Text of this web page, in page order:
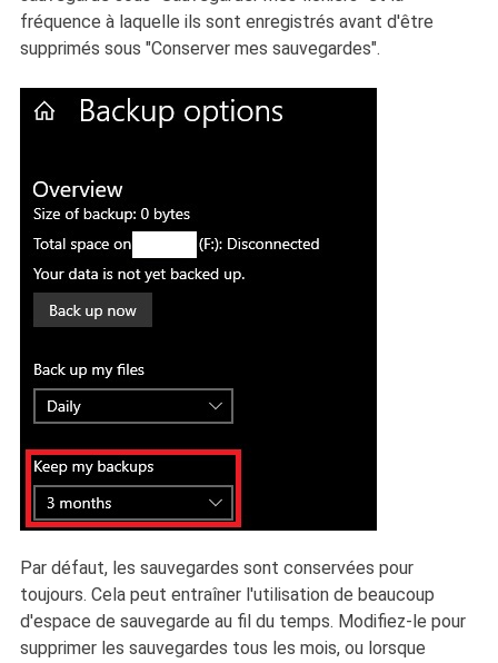
fréquence à laquelle ils sont enregistrés avant d'être
supprimés sous "Conserver mes sauvegardes".
Par défaut, les sauvegardes sont conservées pour
toujours. Cela peut entraîner l'utilisation de beaucoup
d'espace de sauvegarde au fil du temps. Modifiez-le pour
supprimer les sauvegardes tous les mois, ou lorsque